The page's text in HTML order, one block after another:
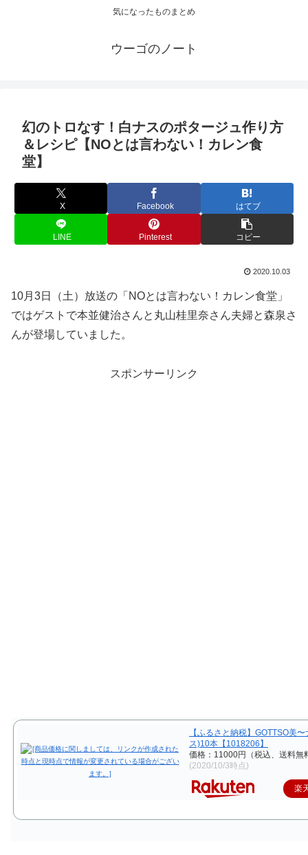
気になったものまとめ
ウーゴのノート
幻のトロなす！白ナスのポタージュ作り方
＆レシピ【NOとは言わない！カレン食
堂】
X Facebook はてブ
LINE Pinterest コピー
2020.10.03
10月3日（土）放送の「NOとは言わない！カレン食堂」
ではゲストで本並健治さんと丸山桂里奈さん夫婦と森泉さ
んが登場していました。
スポンサーリンク
【ふるさと納税】GOTTSO美
ス)10本【1018206】
価格：11000円（税込、送料無
(2020/10/3時点)
楽